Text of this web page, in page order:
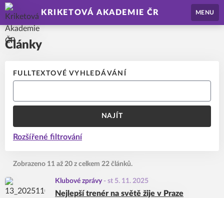
KRIKETOVÁ AKADEMIE ČR MENU
Články
FULLTEXTOVÉ VYHLEDÁVÁNÍ
NAJÍT
Rozšířené filtrování
Zobrazeno 11 až 20 z celkem 22 článků.
Klubové zprávy - st 5. 11. 2025
Nejlepší trenér na světě žije v Praze